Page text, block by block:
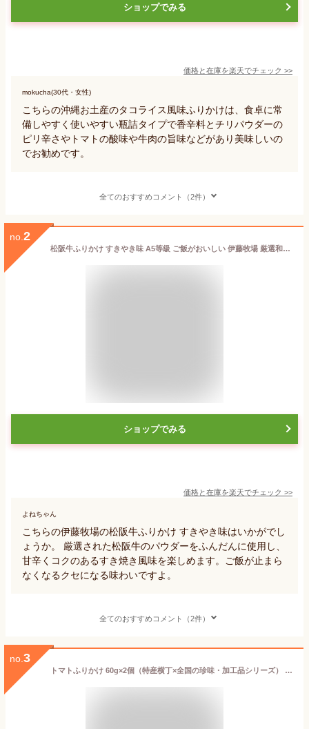
ショップでみる
価格と在庫を楽天でチェック >>
mokucha(30代・女性)
こちらの沖縄お土産のタコライス風味ふりかけは、食卓に常
備しやすく使いやすい瓶詰タイプで香辛料とチリパウダーの
ピリ辛さやトマトの酸味や牛肉の旨味などがあり美味しいの
でお勧めです。
全てのおすすめコメント（2件）
no. 2
松阪牛ふりかけ すきやき味 A5等級 ご飯がおいしい 伊藤牧場 厳選和牛 ご飯のお供 30g 響
ショップでみる
価格と在庫を楽天でチェック >>
よねちゃん
こちらの伊藤牧場の松阪牛ふりかけ すきやき味はいかがでし
ょうか。 厳選された松阪牛のパウダーをふんだんに使用し、
甘辛くコクのあるすき焼き風味を楽しめます。ご飯が止まら
なくなるクセになる味わいですよ。
全てのおすすめコメント（2件）
no. 3
トマトふりかけ 60g×2個（特産横丁×全国の珍味・加工品シリーズ） OUS 三重県 伊勢 志摩 お土産